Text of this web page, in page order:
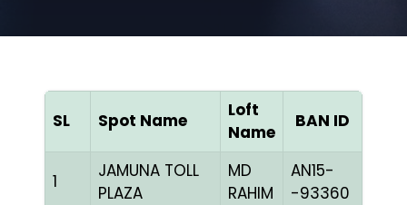
SL Spot Name
Loft
Name
BAN ID
1
JAMUNA TOLL
PLAZA
MD
RAHIM
AN15-
-93360